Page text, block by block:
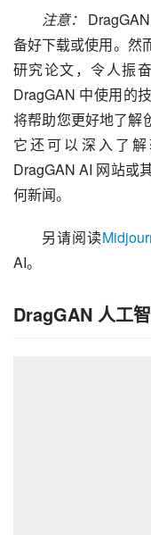
注意：
备好下载或使用。然
研究论文，令人振
DragGAN 中使用的
将帮助您更好地了解
它还可以深入了
DragGAN AI 网站或
何新闻。
另请阅读
AI。
DragGAN 人工